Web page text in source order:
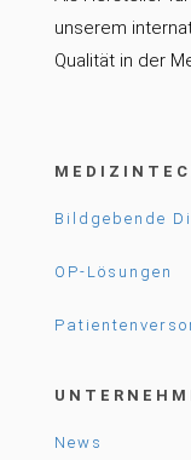
unserem
Qualität in der
Bildgebende
OP-Lösungen
News